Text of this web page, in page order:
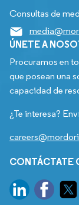
Consultas de
ÚNETE A
Procuramos en
que posean una
capacidad de
¿Te interesa?
CONTÁCTATE